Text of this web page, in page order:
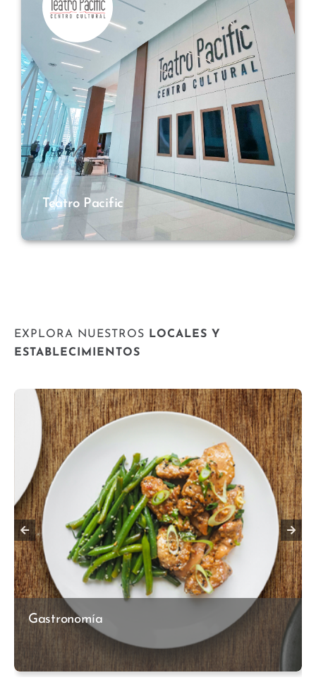
Teatro Pacific
EXPLORA NUESTROS
LOCALES Y
ESTABLECIMIENTOS
Gastronomía